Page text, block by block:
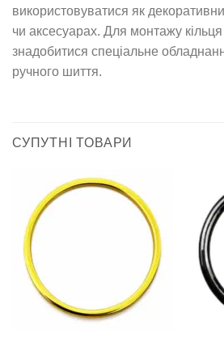
використовуватися як
чи аксесуарах. Для монтажу
знадобитися спеціальне
ручного шиття.
СУПУТНІ ТОВАРИ